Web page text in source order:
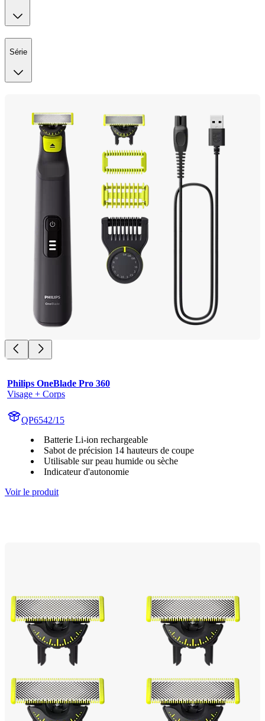
Série
Philips OneBlade Pro 360
Visage + Corps
QP6542/15
Batterie Li-ion rechargeable
Sabot de précision 14 hauteurs de coupe
Utilisable sur peau humide ou sèche
Indicateur d'autonomie
Voir le produit